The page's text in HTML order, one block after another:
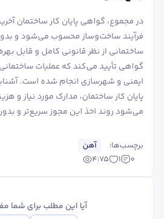
در مجموع، گواهی پایان کار ساختمان
فرآیند ساخت‌وساز محسوب می‌شود و
ساختمانی از نظر قانونی کامل و قابل
گواهی تأیید می‌کند که عملیات
ایمنی و شهرسازی انجام شده است.
پایان کار ساختمان، مدارک مورد نیاز و
می‌شود روند اخذ این مجوز سریع‌تر و
برچسب‌ها:
آهن
0
1
4175
آیا این مطلب برای شما